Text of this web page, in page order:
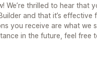
thrilled to hear that
and that it’s effective
you receive are what we
in the future, feel free